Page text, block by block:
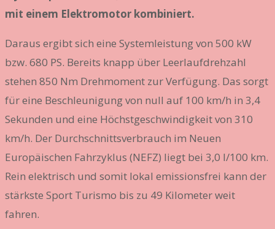
mit einem Elektromotor kombiniert.
Daraus ergibt sich eine Systemleistung von 500 kW
bzw. 680 PS. Bereits knapp über Leerlaufdrehzahl
stehen 850 Nm Drehmoment zur Verfügung. Das sorgt
für eine Beschleunigung von null auf 100 km/h in 3,4
Sekunden und eine Höchstgeschwindigkeit von 310
km/h. Der Durchschnittsverbrauch im Neuen
Europäischen Fahrzyklus (NEFZ) liegt bei 3,0 l/100 km.
Rein elektrisch und somit lokal emissionsfrei kann der
stärkste Sport Turismo bis zu 49 Kilometer weit
fahren.